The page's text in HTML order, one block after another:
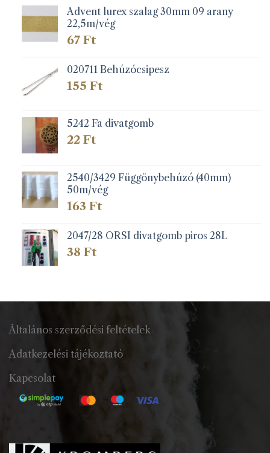
Advent lurex szalag 30mm 09 arany
22,5m/vég
67 Ft
020711 Behúzócsipesz
155 Ft
5242 Fa divatgomb
22 Ft
2540/3429 Függönybehúzó (40mm)
50m/vég
163 Ft
2047/28 ORSI divatgomb piros 28L
38 Ft
Általános szerződési feltételek
Adatkezelési tájékoztató
Kapcsolat